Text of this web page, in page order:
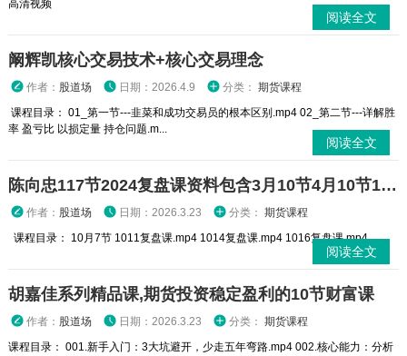
高清视频
阅读全文
阚辉凯核心交易技术+核心交易理念
作者： 股道场 日期：2026.4.9 分类： 期货课程
课程目录： 01_第一节---韭菜和成功交易员的根本区别.mp4 02_第二节---详解胜
率 盈亏比 以损定量 持仓问题.m...
阅读全文
陈向忠117节2024复盘课资料包含3月10节4月10节10月7节等多视频
作者： 股道场 日期：2026.3.23 分类： 期货课程
课程目录： 10月7节 1011复盘课.mp4 1014复盘课.mp4 1016复盘课.mp4 ...
阅读全文
胡嘉佳系列精品课,期货投资稳定盈利的10节财富课
作者： 股道场 日期：2026.3.23 分类： 期货课程
课程目录： 001.新手入门：3大坑避开，少走五年弯路.mp4 002.核心能力：分析